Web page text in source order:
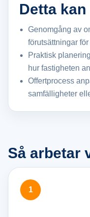
Detta
Genomgång av
förutsättningar
Praktisk
hur fastigheten
Offertprocess
samfälligheter
Så arbetar